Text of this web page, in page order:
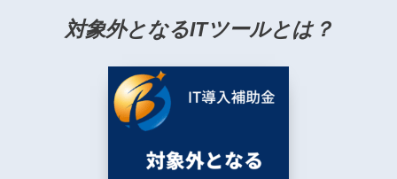
対象外となるITツールとは？